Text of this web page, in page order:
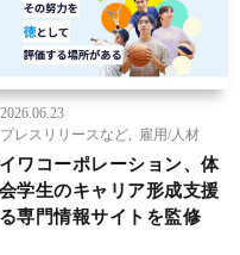
2026.06.23
プレスリリースなど
雇用/人材
ワコーポレーション、体
学生のキャリア形成支援
専門情報サイトを監修